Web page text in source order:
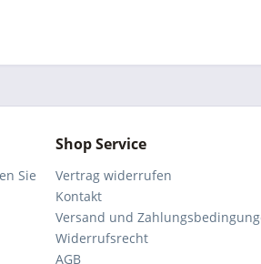
Sie
Shop Service
Vertrag widerrufen
Kontakt
Versand und
Widerrufsrecht
AGB